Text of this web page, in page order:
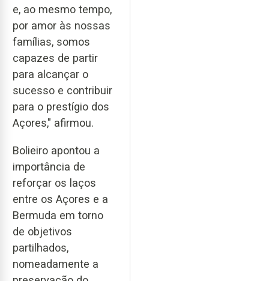
e, ao mesmo tempo,
por amor às nossas
famílias, somos
capazes de partir
para alcançar o
sucesso e contribuir
para o prestígio dos
Açores," afirmou.
Bolieiro apontou a
importância de
reforçar os laços
entre os Açores e a
Bermuda em torno
de objetivos
partilhados,
nomeadamente a